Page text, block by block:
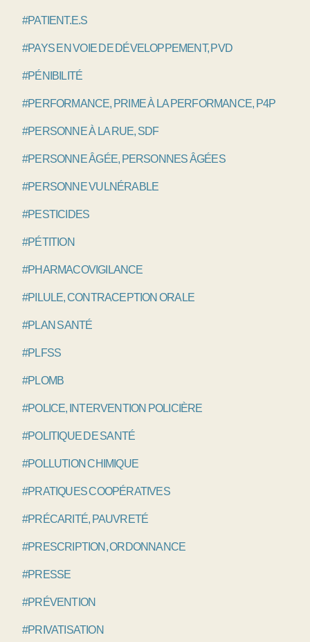
#PATIENT.E.S
#PAYS EN VOIE DE DÉVELOPPEMENT, PVD
#PÉNIBILITÉ
#PERFORMANCE, PRIME À LA PERFORMANCE, P4P
#PERSONNE À LA RUE, SDF
#PERSONNE ÂGÉE, PERSONNES ÂGÉES
#PERSONNE VULNÉRABLE
#PESTICIDES
#PÉTITION
#PHARMACOVIGILANCE
#PILULE, CONTRACEPTION ORALE
#PLAN SANTÉ
#PLFSS
#PLOMB
#POLICE, INTERVENTION POLICIÈRE
#POLITIQUE DE SANTÉ
#POLLUTION CHIMIQUE
#PRATIQUES COOPÉRATIVES
#PRÉCARITÉ, PAUVRETÉ
#PRESCRIPTION, ORDONNANCE
#PRESSE
#PRÉVENTION
#PRIVATISATION